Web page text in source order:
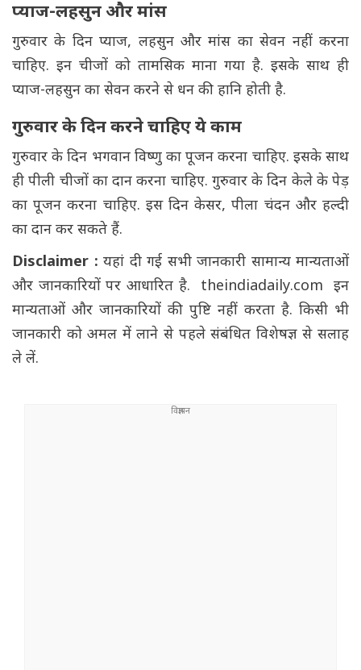
प्याज-लहसुन और मांस
गुरुवार के दिन प्याज, लहसुन और मांस का सेवन नहीं करना
चाहिए. इन चीजों को तामसिक माना गया है. इसके साथ ही
प्याज-लहसुन का सेवन करने से धन की हानि होती है.
गुरुवार के दिन करने चाहिए ये काम
गुरुवार के दिन भगवान विष्णु का पूजन करना चाहिए. इसके साथ
ही पीली चीजों का दान करना चाहिए. गुरुवार के दिन केले के पेड़
का पूजन करना चाहिए. इस दिन केसर, पीला चंदन और हल्दी
का दान कर सकते हैं.
Disclaimer : यहां दी गई सभी जानकारी सामान्य मान्यताओं
और जानकारियों पर आधारित है. theindiadaily.com इन
मान्यताओं और जानकारियों की पुष्टि नहीं करता है. किसी भी
जानकारी को अमल में लाने से पहले संबंधित विशेषज्ञ से सलाह
ले लें.